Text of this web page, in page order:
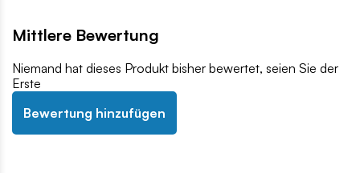
Mittlere Bewertung
Niemand hat dieses Produkt bisher bewertet, seien Sie der
Erste
Bewertung hinzufügen